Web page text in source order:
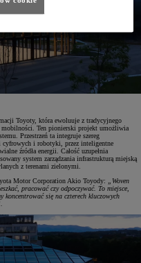
Toyoty, która ewoluuje z tradycyjnego
mobilności. Ten pionierski projekt umożliwia
Przestrzeń ta integruje szereg
cyfrowych i robotyki, przez inteligentne
źródła energii. Całość uzupełnia
system zarządzania infrastrukturą miejską
z terenami zielonymi.
Motor Corporation Akio Toyody: „Woven
pracować czy odpoczywać. To miejsce,
koncentrować się na czterech kluczowych